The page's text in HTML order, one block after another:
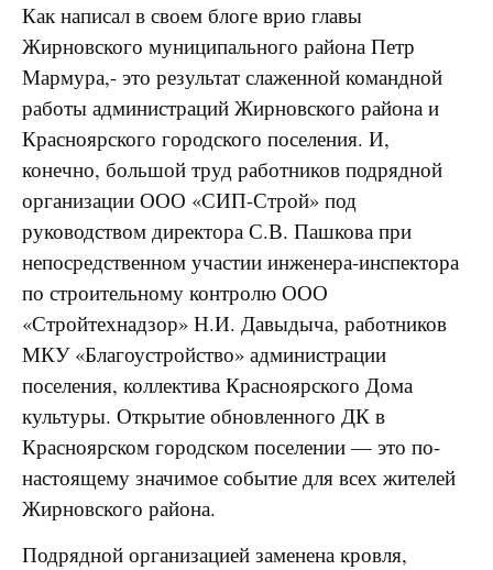
Как написал в своем блоге врио главы
Жирновского муниципального района Петр
Мармура,- это результат слаженной командной
работы администраций Жирновского района и
Красноярского городского поселения. И,
конечно, большой труд работников подрядной
организации ООО «СИП-Строй» под
руководством директора С.В. Пашкова при
непосредственном участии инженера-инспектора
по строительному контролю ООО
«Стройтехнадзор» Н.И. Давыдыча, работников
МКУ «Благоустройство» администрации
поселения, коллектива Красноярского Дома
культуры. Открытие обновленного ДК в
Красноярском городском поселении — это по-
настоящему значимое событие для всех жителей
Жирновского района.
Подрядной организацией заменена кровля,